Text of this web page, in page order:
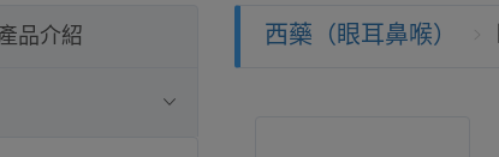
品介紹 西藥（眼耳鼻喉）